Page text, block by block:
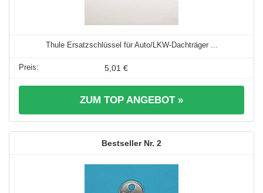
Thule Ersatzschlüssel für Auto/LKW-Dachträger ...
5,01 €
ZUM TOP ANGEBOT »
2